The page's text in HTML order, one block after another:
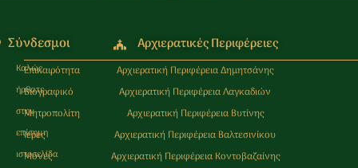
Καλώς
ήρθατε
στην
επίσημη
ιστοσελίδα
Σύνδεσμοι
Επικαιρότητα
Βιογραφικό
Μητροπολίτη
Ιερές
Μονές
Αρχιερατικές Περιφέρειες
Αρχιερατική Περιφέρεια Δημητσάνης
Αρχιερατική Περιφέρεια Λαγκαδιών
Αρχιερατική Περιφέρεια Βυτίνης
Αρχιερατική Περιφέρεια Βαλτεσινίκου
Αρχιερατική Περιφέρεια Κοντοβαζαίνης